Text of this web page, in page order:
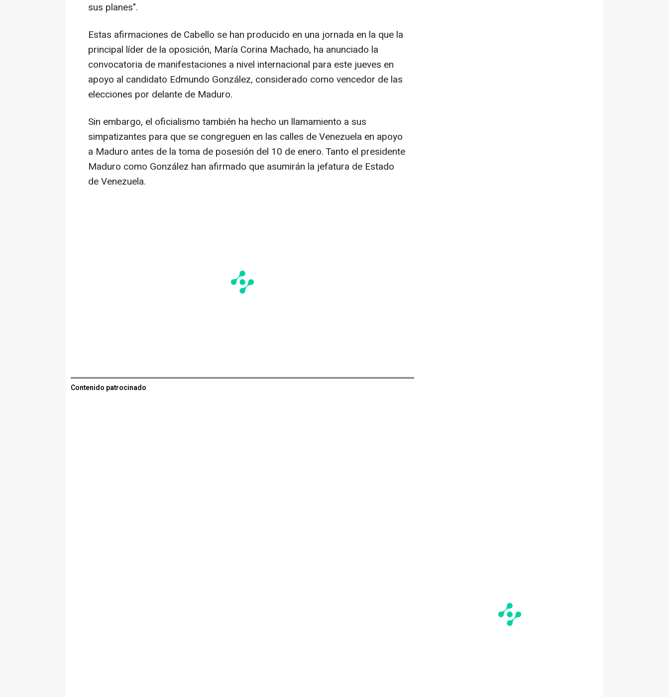
sus planes".
Estas afirmaciones de Cabello se han producido en una jornada en la que la
principal líder de la oposición, María Corina Machado, ha anunciado la
convocatoria de manifestaciones a nivel internacional para este jueves en
apoyo al candidato Edmundo González, considerado como vencedor de las
elecciones por delante de Maduro.
Sin embargo, el oficialismo también ha hecho un llamamiento a sus
simpatizantes para que se congreguen en las calles de Venezuela en apoyo
a Maduro antes de la toma de posesión del 10 de enero. Tanto el presidente
Maduro como González han afirmado que asumirán la jefatura de Estado
de Venezuela.
Contenido patrocinado